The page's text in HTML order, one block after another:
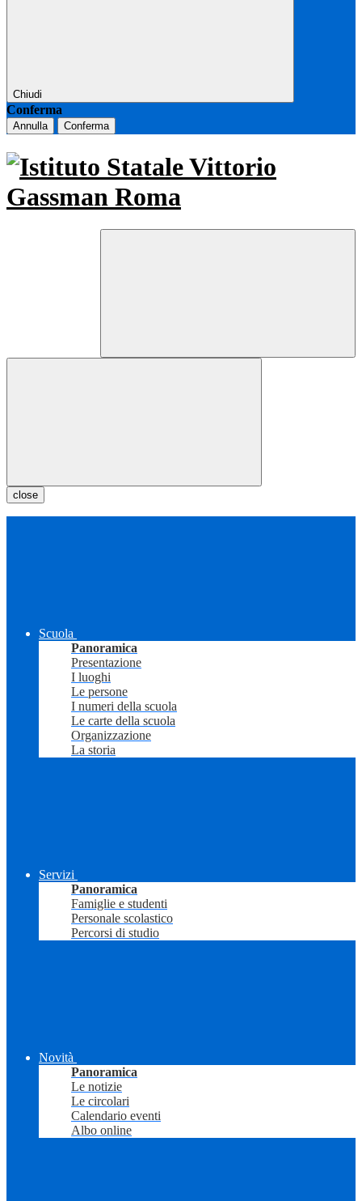
Chiudi
Conferma
Annulla Conferma
close
Scuola
Panoramica
Presentazione
I luoghi
Le persone
I numeri della scuola
Le carte della scuola
Organizzazione
La storia
Servizi
Panoramica
Famiglie e studenti
Personale scolastico
Percorsi di studio
Novità
Panoramica
Le notizie
Le circolari
Calendario eventi
Albo online